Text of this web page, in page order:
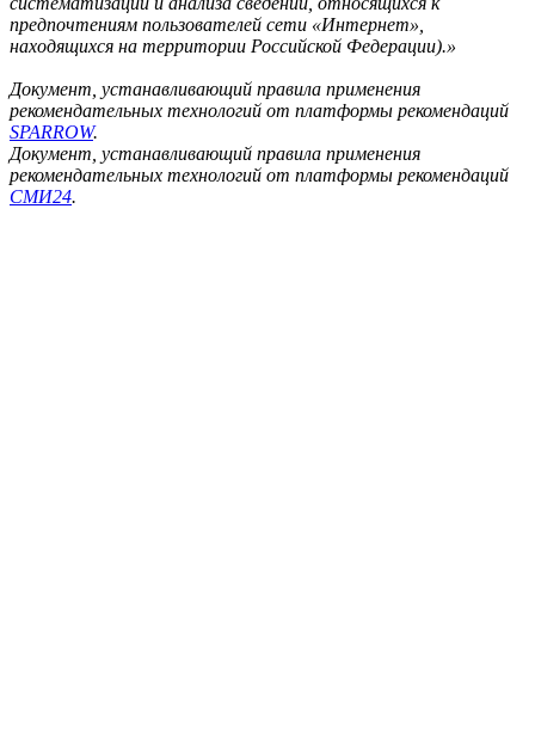
предпочтениям пользователей сети «Интернет»,
находящихся на территории Российской Федерации).»
Документ, устанавливающий правила применения
рекомендательных технологий от платформы рекомендаций
SPARROW.
Документ, устанавливающий правила применения
рекомендательных технологий от платформы рекомендаций
СМИ24.